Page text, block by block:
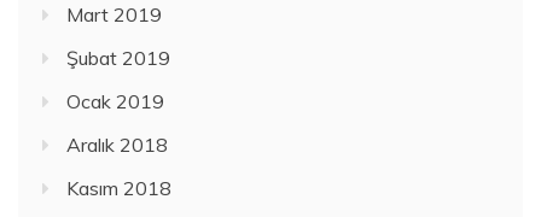
Mart 2019
Şubat 2019
Ocak 2019
Aralık 2018
Kasım 2018